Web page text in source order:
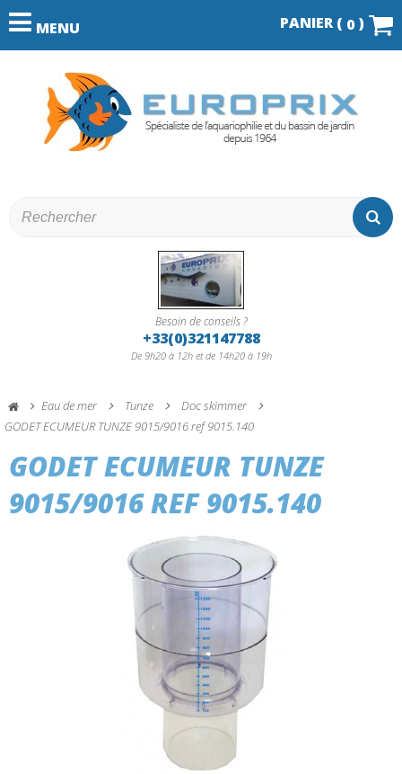
MENU PANIER ( 0 )
Besoin de conseils ?
+33(0)321147788
De 9h20 à 12h et de 14h20 à 19h
Eau de mer Tunze
Doc skimmer
GODET ECUMEUR TUNZE 9015/9016 ref 9015.140
GODET ECUMEUR TUNZE
9015/9016 REF 9015.140